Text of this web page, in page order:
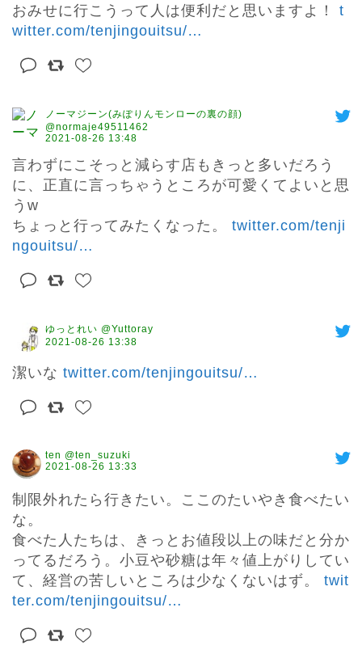
おみせに行こうって人は便利だと思いますよ！ t
witter.com/tenjingouitsu/…
ノーマジーン(みぽりんモンローの裏の顔)
@normaje49511462
2021-08-26 13:48
言わずにこそっと減らす店もきっと多いだろう
に、正直に言っちゃうところが可愛くてよいと思
うw
ちょっと行ってみたくなった。 twitter.com/tenji
ngouitsu/…
ゆっとれい @Yuttoray
2021-08-26 13:38
潔いな twitter.com/tenjingouitsu/…
ten @ten_suzuki
2021-08-26 13:33
制限外れたら行きたい。ここのたいやき食べたい
な。
食べた人たちは、きっとお値段以上の味だと分か
ってるだろう。小豆や砂糖は年々値上がりしてい
て、経営の苦しいところは少なくないはず。 twit
ter.com/tenjingouitsu/…